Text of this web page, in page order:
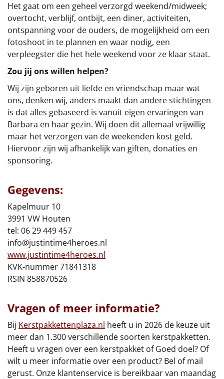
Uniek
Alle thema's
Artikel
Hitster NIEUW
Pizzarette
Tas
Wake up light
Warmtekussen
Slowcooker POPULAIR
Noodradio NIEUW
Deken (fleece plaid)
Alle artikelen
Overige
Ideeën
Personeel
Het gaat om een geheel verzorgd weekend/midweek;
overtocht, verblijf, ontbijt, een diner, activiteiten,
ontspanning voor de ouders, de mogelijkheid om een
fotoshoot in te plannen en waar nodig, een
verpleegster die het hele weekend voor ze klaar staat.
Zou jij ons willen helpen?
Wij zijn geboren uit liefde en vriendschap maar wat
ons, denken wij, anders maakt dan andere stichtingen
is dat alles gebaseerd is vanuit eigen ervaringen van
Barbara en haar gezin. Wij doen dit allemaal vrijwillig
maar het verzorgen van de weekenden kost geld.
Hiervoor zijn wij afhankelijk van giften, donaties en
sponsoring.
Gegevens:
Kapelmuur 10
3991 VW Houten
tel: 06 29 449 457
info@justintime4heroes.nl
www.justintime4heroes.nl
KVK-nummer 71841318
RSIN 858870526
Vragen of meer informatie?
Bij Kerstpakkettenplaza.nl heeft u in 2026 de keuze uit
meer dan 1.300 verschillende soorten kerstpakketten.
Heeft u vragen over een kerstpakket of Goed doel? Of
wilt u meer informatie over een product? Bel of mail
gerust. Onze klantenservice is bereikbaar van maandag